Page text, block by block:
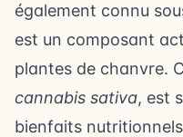
également connu
est un composant
plantes de chanvre.
cannabis sativa, est
bienfaits